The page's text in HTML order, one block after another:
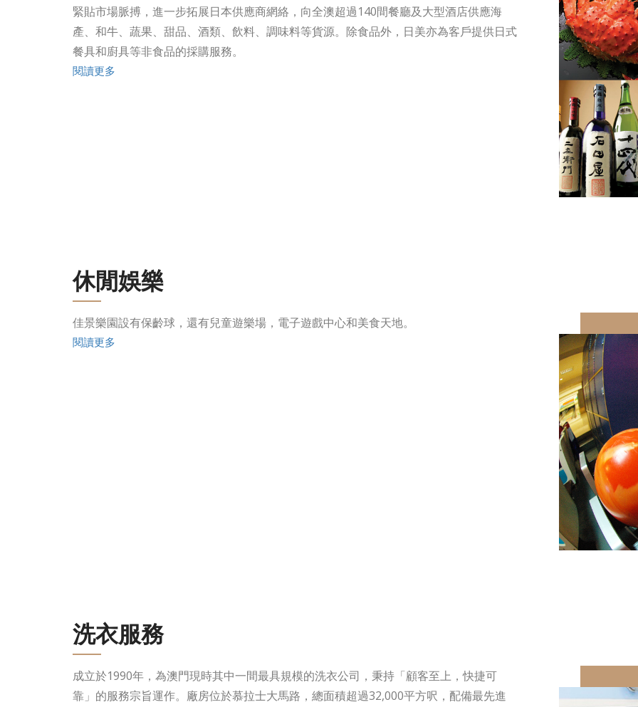
緊貼市場脈搏，進一步拓展日本供應商網絡，向全澳超過140間餐廳及大型酒店供應海
產、和牛、蔬果、甜品、酒類、飲料、調味料等貨源。除食品外，日美亦為客戶提供日式
餐具和廚具等非食品的採購服務。
閱讀更多
休閒娛樂
佳景樂園設有保齡球，還有兒童遊樂場，電子遊戲中心和美食天地。
閱讀更多
洗衣服務
成立於1990年，為澳門現時其中一間最具規模的洗衣公司，秉持「顧客至上，快捷可
靠」的服務宗旨運作。廠房位於慕拉士大馬路，總面積超過32,000平方呎，配備最先進